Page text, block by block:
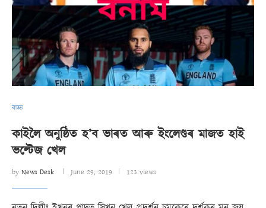
ৰাজ্য
কাইলৈ অনুষ্ঠিত হ’ব ভাৰত আৰু ইংলেণ্ডৰ মাজত হাই
ভল্টেজ খেল
by News Desk June 29, 2019 123 views